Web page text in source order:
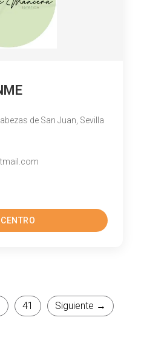
de San Juan, Sevilla
41 Siguiente →